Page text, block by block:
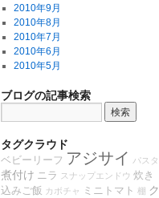
2010年9月
2010年8月
2010年7月
2010年6月
2010年5月
ブログの記事検索
タグクラウド
ベビーリーフ アジサイ パスタ
煮付け ニラ スナップエンドウ 炊き
込みご飯 カボチャ ミニトマト 棚
ク